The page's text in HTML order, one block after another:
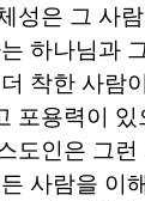
성은 그 사
하나님과
착한 사람
포용력이 있
도인은 그
사람을 이